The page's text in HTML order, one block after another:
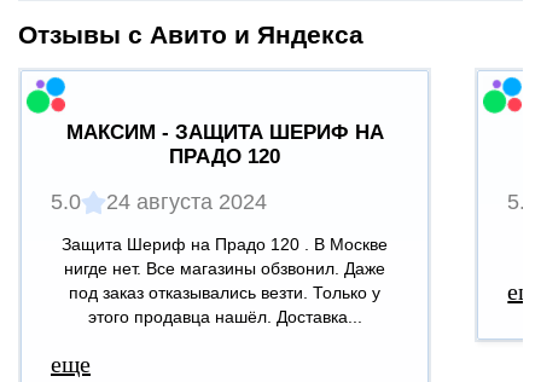
Отзывы с Авито и Яндекса
МАКСИМ - ЗАЩИТА ШЕРИФ НА
ПРАДО 120
5.0 24 августа 2024
Защита Шериф на Прадо 120 . В Москве
нигде нет. Все магазины обзвонил. Даже
под заказ отказывались везти. Только у
этого продавца нашёл. Доставка...
еще
5.0